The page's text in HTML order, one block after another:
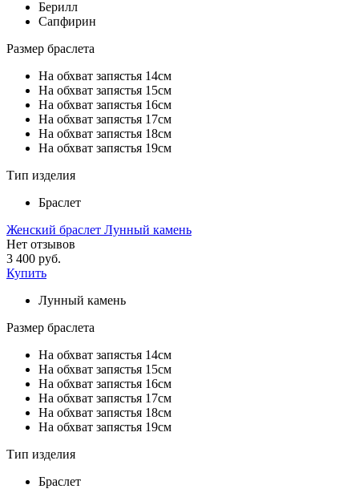
Берилл
Сапфирин
Размер браслета
На обхват запястья 14см
На обхват запястья 15см
На обхват запястья 16см
На обхват запястья 17см
На обхват запястья 18см
На обхват запястья 19см
Тип изделия
Браслет
Женский браслет Лунный камень
Нет отзывов
3 400 руб.
Купить
Лунный камень
Размер браслета
На обхват запястья 14см
На обхват запястья 15см
На обхват запястья 16см
На обхват запястья 17см
На обхват запястья 18см
На обхват запястья 19см
Тип изделия
Браслет